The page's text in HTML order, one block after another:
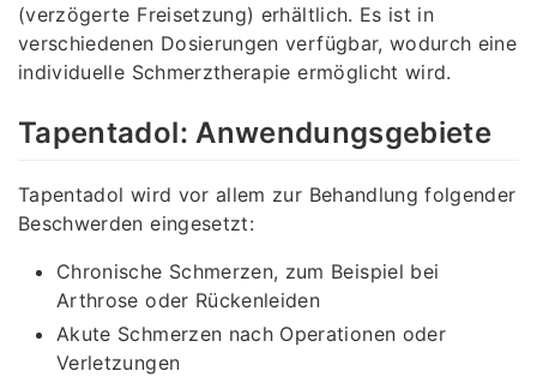
(verzögerte Freisetzung) erhältlich. Es ist in
verschiedenen Dosierungen verfügbar, wodurch eine
individuelle Schmerztherapie ermöglicht wird.
Tapentadol: Anwendungsgebiete
Tapentadol wird vor allem zur Behandlung folgender
Beschwerden eingesetzt:
Chronische Schmerzen, zum Beispiel bei
Arthrose oder Rückenleiden
Akute Schmerzen nach Operationen oder
Verletzungen